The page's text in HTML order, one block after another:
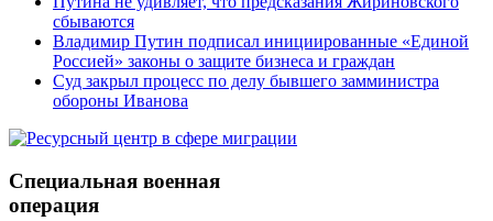
сбываются
Владимир Путин подписал инициированные «Единой
Россией» законы о защите бизнеса и граждан
Cуд закрыл процесс по делу бывшего замминистра
обороны Иванова
Специальная военная
операция